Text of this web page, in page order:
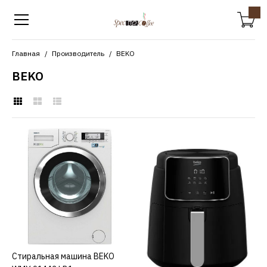
Главная Производитель BEKO
BEKO
Cтиральная машина
BEKO WMY 91443 LB1
25270р.
ДОБАВИТЬ К СРАВНЕНИЮ
КУПИТЬ
Cтиральная машина BEKO